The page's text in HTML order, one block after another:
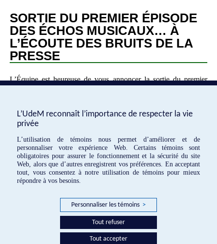
SORTIE DU PREMIER ÉPISODE
DES ÉCHOS MUSICAUX… À
L’ÉCOUTE DES BRUITS DE LA
PRESSE
L’Équipe est heureuse de vous annoncer la sortie du premier
aspects moins connus de l’histoire de la musique française de la
fin du XIXe siècle et de la première moitié du XXe siècle en
donnant […]
Articles plus anciens Articles plus récents
L’UdeM reconnaît l’importance de respecter la vie
privée
L’utilisation de témoins nous permet d’améliorer et de
personnaliser votre expérience Web. Certains témoins sont
obligatoires pour assurer le fonctionnement et la sécurité du site
Web, alors que d’autres enregistrent vos préférences. En acceptant
tout, vous consentez à notre utilisation de témoins pour mieux
répondre à vos besoins.
Personnaliser les témoins >
Tout refuser
Tout accepter